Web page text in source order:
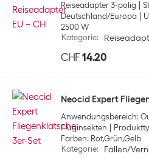
Reiseadapter 3-polig
Deutschland/Europa
2500 W
Kategorie:
CHF 14.20
Neocid Expert
Anwendungsbereich:
Fluginsekten
Farben: Rot,Grün,Gelb
Kategorie: Fallen/